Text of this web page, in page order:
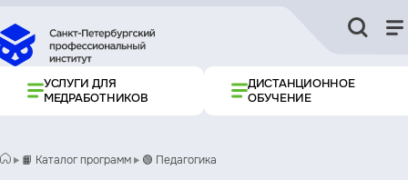
УСЛУГИ ДЛЯ
МЕДРАБОТНИКОВ
ДИСТАНЦИОННОЕ
ОБУЧЕНИЕ
📙 Каталог программ 🟢 Педагогика